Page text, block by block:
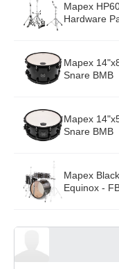
Mapex
Hardware
Mapex
Snare BMB
Mapex
Snare BMB
Mapex
Equinox -